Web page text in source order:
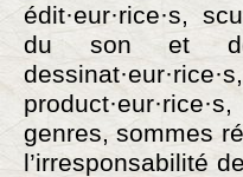
édit·eur·rice·s,
du son et de
genres, sommes
l’irresponsabilité